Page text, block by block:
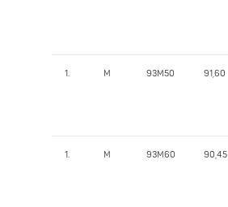
1. M 93M50 91,60
1. M 93M60 90,45